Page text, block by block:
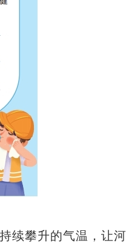
攀升的气温，让河